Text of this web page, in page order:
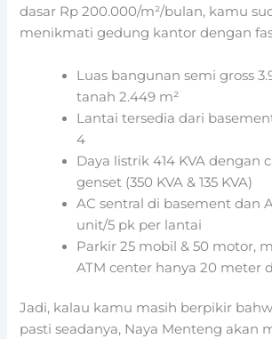
dasar Rp 200.000/m²/bulan, kamu
menikmati gedung kantor dengan
Luas bangunan semi gross
tanah 2.449 m²
Lantai tersedia dari
4
Daya listrik 414 KVA dengan
genset (350 KVA & 135 KVA)
AC sentral di basement dan
unit/5 pk per lantai
Parkir 25 mobil & 50 motor,
ATM center hanya 20 meter
Jadi, kalau kamu masih berpikir
pasti seadanya, Naya Menteng akan